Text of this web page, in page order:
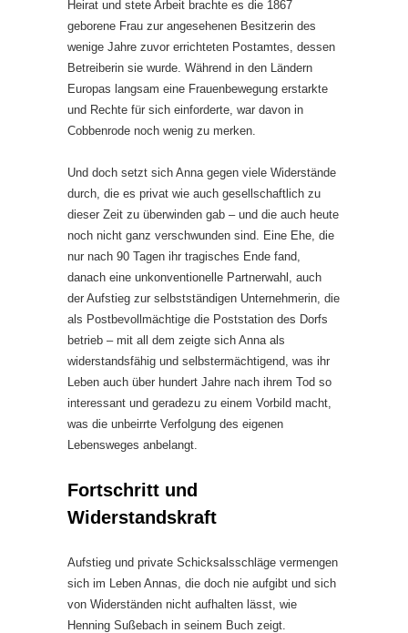
Heirat und stete Arbeit brachte es die 1867
geborene Frau zur angesehenen Besitzerin des
wenige Jahre zuvor errichteten Postamtes, dessen
Betreiberin sie wurde. Während in den Ländern
Europas langsam eine Frauenbewegung erstarkte
und Rechte für sich einforderte, war davon in
Cobbenrode noch wenig zu merken.
Und doch setzt sich Anna gegen viele Widerstände
durch, die es privat wie auch gesellschaftlich zu
dieser Zeit zu überwinden gab – und die auch heute
noch nicht ganz verschwunden sind. Eine Ehe, die
nur nach 90 Tagen ihr tragisches Ende fand,
danach eine unkonventionelle Partnerwahl, auch
der Aufstieg zur selbstständigen Unternehmerin, die
als Postbevollmächtige die Poststation des Dorfs
betrieb – mit all dem zeigte sich Anna als
widerstandsfähig und selbstermächtigend, was ihr
Leben auch über hundert Jahre nach ihrem Tod so
interessant und geradezu zu einem Vorbild macht,
was die unbeirrte Verfolgung des eigenen
Lebensweges anbelangt.
Fortschritt und
Widerstandskraft
Aufstieg und private Schicksalsschläge vermengen
sich im Leben Annas, die doch nie aufgibt und sich
von Widerständen nicht aufhalten lässt, wie
Henning Sußebach in seinem Buch zeigt.